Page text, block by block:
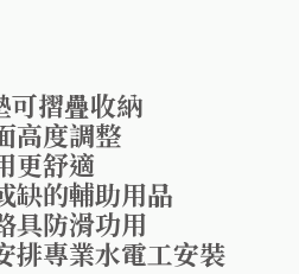
可摺疊收納
高度調整
更舒適
缺的輔助用品
具防滑功用
排專業水電工安裝